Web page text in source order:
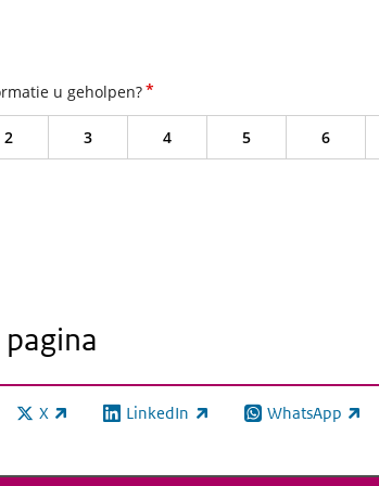
u geholpen?*
2 3 4 5 6
pagina
X
(externe link) LinkedIn
(externe link) WhatsApp
(externe link)